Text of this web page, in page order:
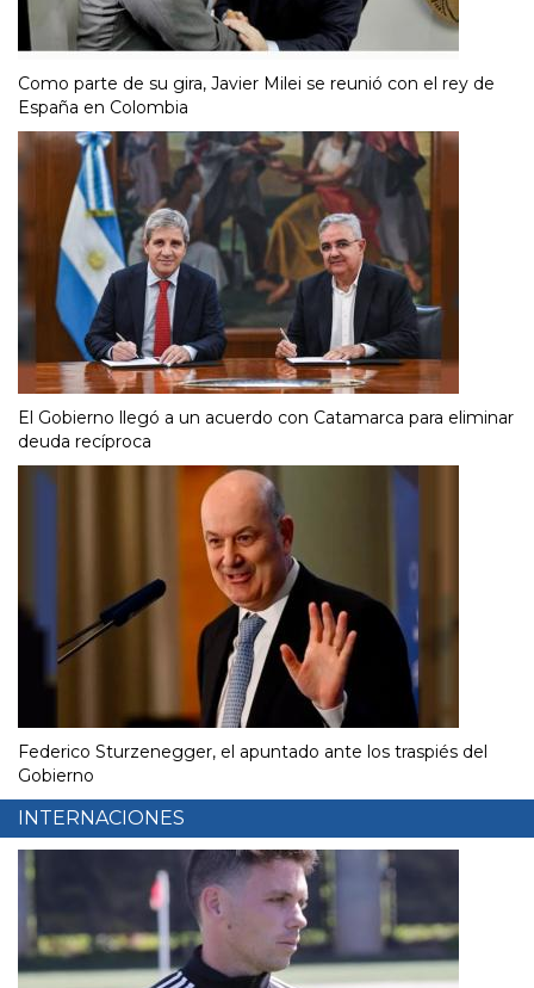
Como parte de su gira, Javier Milei se reunió con el rey de
España en Colombia
El Gobierno llegó a un acuerdo con Catamarca para eliminar
deuda recíproca
Federico Sturzenegger, el apuntado ante los traspiés del
Gobierno
INTERNACIONES